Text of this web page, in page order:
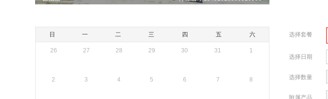
日 一 二 三 四 五 六
26 27 28 29 30 31 1
2 3 4 5 6 7 8
选择套餐
选择日期
选择数量
附属产品